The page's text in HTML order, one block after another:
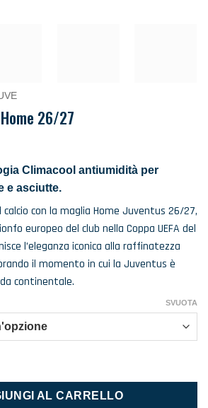
26/27
Climacool antiumidità per
e asciutte.
con la maglia Home Juventus 26/27,
europeo del club nella Coppa UEFA del
l’eleganza iconica alla raffinatezza
il momento in cui la Juventus è
continentale.
SVUOTA
26/27 quantità
AL CARRELLO